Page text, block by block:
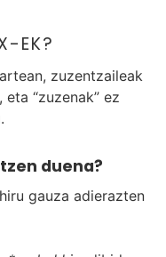
EK?
zuzentzaileak
“zuzenak” ez
duena?
gauza adierazten